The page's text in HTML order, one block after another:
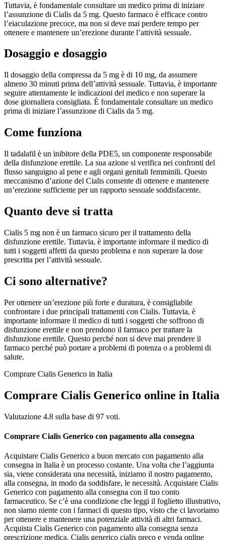
Tuttavia, è fondamentale consultare un medico prima di iniziare
l’assunzione di Cialis da 5 mg. Questo farmaco è efficace contro
l’eiaculazione precoce, ma non si deve mai perdere tempo per
ottenere e mantenere un’erezione durante l’attività sessuale.
Dosaggio e dosaggio
Il dosaggio della compressa da 5 mg è di 10 mg, da assumere
almeno 30 minuti prima dell’attività sessuale. Tuttavia, è importante
seguire attentamente le indicazioni del medico e non superare la
dose giornaliera consigliata. È fondamentale consultare un medico
prima di iniziare l’assunzione di Cialis da 5 mg.
Come funziona
Il tadalafil è un inibitore della PDE5, un componente responsabile
della disfunzione erettile. La sua azione si verifica nei confronti del
flusso sanguigno al pene e agli organi genitali femminili. Questo
meccanismo d’azione del Cialis consente di ottenere e mantenere
un’erezione sufficiente per un rapporto sessuale soddisfacente.
Quanto deve si tratta
Cialis 5 mg non è un farmaco sicuro per il trattamento della
disfunzione erettile. Tuttavia, è importante informare il medico di
tutti i soggetti affetti da questo problema e non superare la dose
prescritta per l’attività sessuale.
Ci sono alternative?
Per ottenere un’erezione più forte e duratura, è consigliabile
confrontare i due principali trattamenti con Cialis. Tuttavia, è
importante informare il medico di tutti i soggetti che soffrono di
disfunzione erettile e non prendono il farmaco per trattare la
disfunzione erettile. Questo perché non si deve mai prendere il
farmaco perché può portare a problemi di potenza o a problemi di
salute.
Comprare Cialis Generico in Italia
Comprare Cialis Generico online in Italia
Valutazione 4.8 sulla base di 97 voti.
Comprare Cialis Generico con pagamento alla consegna
Acquistare Cialis Generico a buon mercato con pagamento alla
consegna in Italia è un processo costante. Una volta che l’aggiunta
sia, viene considerata una necessità, iniziamo il nostro pagamento,
alla consegna, in modo da soddisfare, le necessità. Acquistare Cialis
Generico con pagamento alla consegna con il tuo conto
farmaceutico. Se c’è una condizione che leggi il foglietto illustrativo,
non siamo niente con i farmaci di questo tipo, visto che ci lavoriamo
per ottenere e mantenere una potenziale attività di altri farmaci.
Acquista Cialis Generico con pagamento alla consegna senza
prescrizione medica. Cialis generico cialis preço e venda online